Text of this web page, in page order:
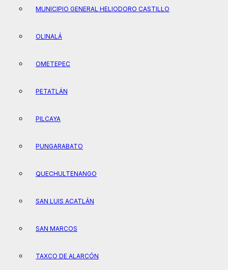
MUNICIPIO GENERAL HELIODORO CASTILLO
OLINALÁ
OMETEPEC
PETATLÁN
PILCAYA
PUNGARABATO
QUECHULTENANGO
SAN LUIS ACATLÁN
SAN MARCOS
TAXCO DE ALARCÓN